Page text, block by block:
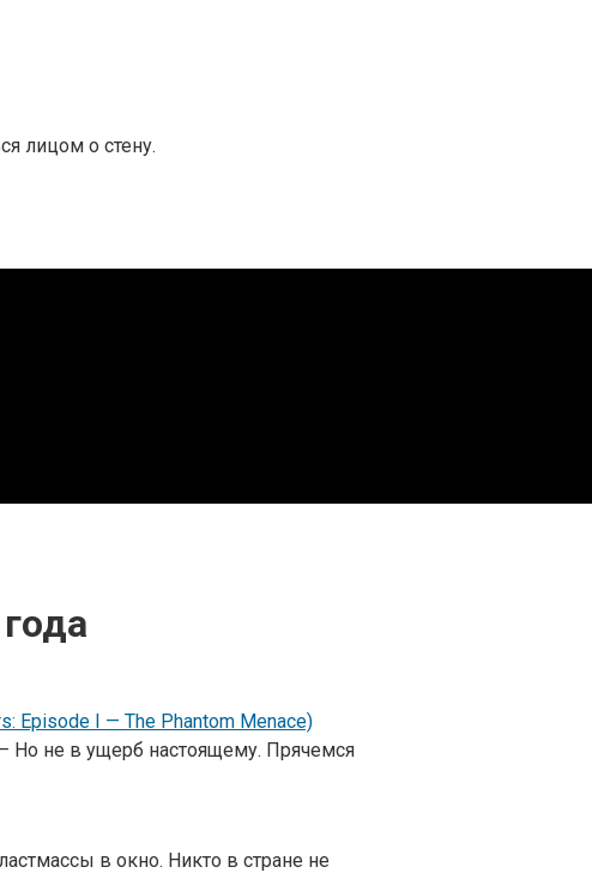
лицом о стену.
Episode I — The Phantom Menace)
Но не в ущерб настоящему. Прячемся
в окно. Никто в стране не